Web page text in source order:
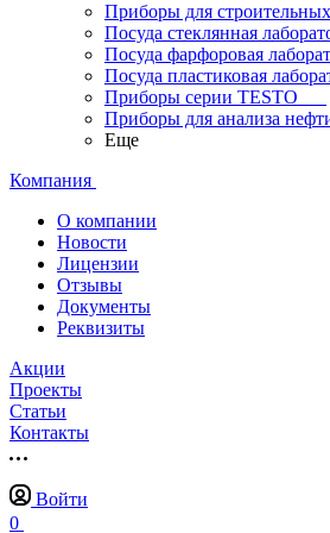
Приборы для
Посуда стеклянная
Посуда фарфоровая
Посуда пластиковая
Приборы серии TESTO
Приборы для анализа
Еще
Компания
О компании
Новости
Лицензии
Отзывы
Документы
Реквизиты
Акции
Проекты
Статьи
Контакты
Войти
0